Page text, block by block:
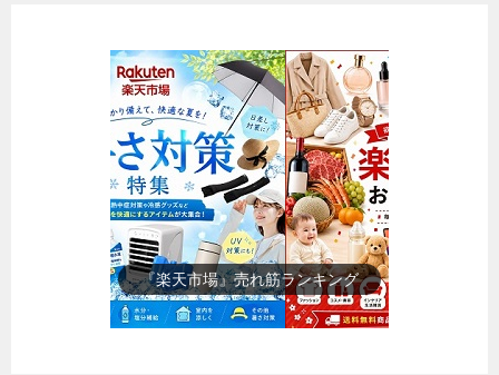
『楽天市場』売れ筋ランキング